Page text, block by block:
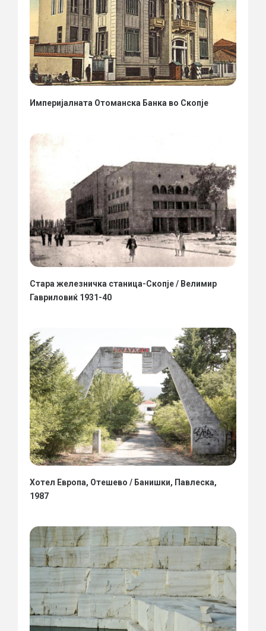
Империјалната Отоманска Банка во Скопје
Стара железничка станица-Скопје / Велимир
Гавриловиќ 1931-40
Хотел Европа, Отешево / Банишки, Павлеска,
1987